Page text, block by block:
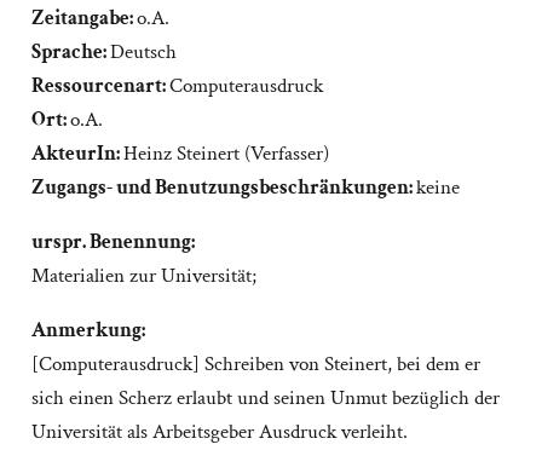
Zeitangabe:o.A.
Sprache:Deutsch
Ressourcenart:Computerausdruck
Ort:o.A.
AkteurIn:Heinz Steinert (Verfasser)
Zugangs- und Benutzungsbeschränkungen:keine
urspr. Benennung:
Materialien zur Universität;
Anmerkung:
[Computerausdruck] Schreiben von Steinert, bei dem er
sich einen Scherz erlaubt und seinen Unmut bezüglich der
Universität als Arbeitsgeber Ausdruck verleiht.